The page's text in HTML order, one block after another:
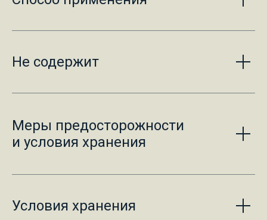
Не содержит
Меры предосторожности
и условия хранения
Условия хранения